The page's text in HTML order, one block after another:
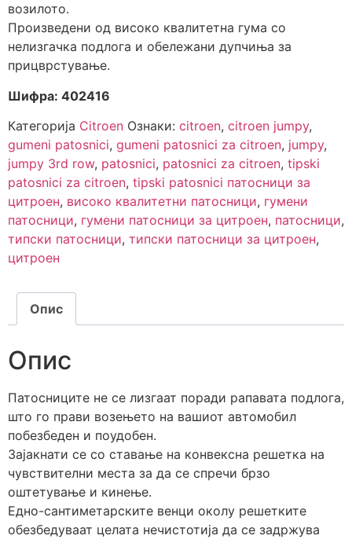
возилото.
Произведени од високо квалитетна гума со
нелизгачка подлога и обележани дупчиња за
прицврстување.
Шифра: 402416
Категорија Citroen Ознаки: citroen, citroen jumpy,
gumeni patosnici, gumeni patosnici za citroen, jumpy,
jumpy 3rd row, patosnici, patosnici za citroen, tipski
patosnici za citroen, tipski patosnici патосници за
цитроен, високо квалитетни патосници, гумени
патосници, гумени патосници за цитроен, патосници,
типски патосници, типски патосници за цитроен,
цитроен
Опис
Опис
Патосниците не се лизгаат поради рапавата подлога,
што го прави возењето на вашиот автомобил
побезбеден и поудобен.
Зајакнати се со ставање на конвексна решетка на
чувствителни места за да се спречи брзо
оштетување и кинење.
Едно-сантиметарските венци околу решетките
обезбедуваат целата нечистотија да се задржува